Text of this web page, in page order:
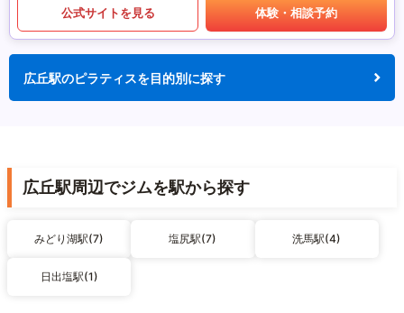
公式サイトを見る 体験・相談予約
広丘駅のピラティスを目的別に探す
広丘駅周辺でジムを駅から探す
みどり湖駅(7) 塩尻駅(7) 洗馬駅(4)
日出塩駅(1)